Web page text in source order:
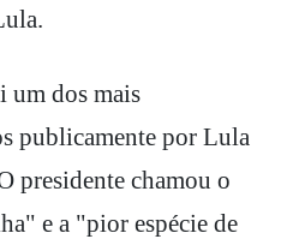
um dos mais
publicamente por Lula
presidente chamou o
e a "pior espécie de